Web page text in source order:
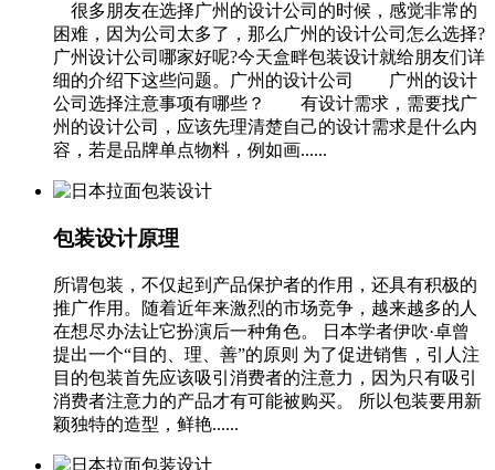
很多朋友在选择广州的设计公司的时候，感觉非常的
困难，因为公司太多了，那么广州的设计公司怎么选择?
广州设计公司哪家好呢?今天盒畔包装设计就给朋友们详
细的介绍下这些问题。广州的设计公司 广州的设计
公司选择注意事项有哪些？ 有设计需求，需要找广
州的设计公司，应该先理清楚自己的设计需求是什么内
容，若是品牌单点物料，例如画......
包装设计原理
所谓包装，不仅起到产品保护者的作用，还具有积极的
推广作用。随着近年来激烈的市场竞争，越来越多的人
在想尽办法让它扮演后一种角色。 日本学者伊吹·卓曾
提出一个“目的、理、善”的原则 为了促进销售，引人注
目的包装首先应该吸引消费者的注意力，因为只有吸引
消费者注意力的产品才有可能被购买。 所以包装要用新
颖独特的造型，鲜艳......